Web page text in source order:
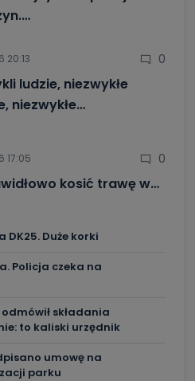
20:13 0
ludzie, niezwykłe
niezwykłe…
17:05 0
kosić trawę w…
DK25. Duże korki
Policja czeka na
składania
to kaliski urzędnik
umowę na
parku